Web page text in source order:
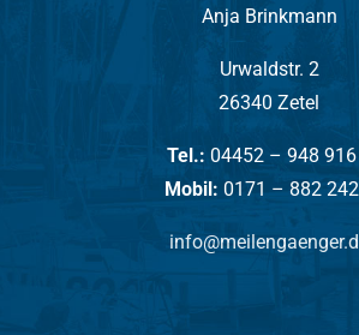
Anja Brinkmann
Urwaldstr. 2
26340 Zetel
Tel.: 04452 – 948
Mobil: 0171 – 882